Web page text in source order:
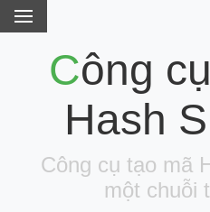
Công cụ tạo mã
Hash
Công cụ tạo mã
một chuỗi